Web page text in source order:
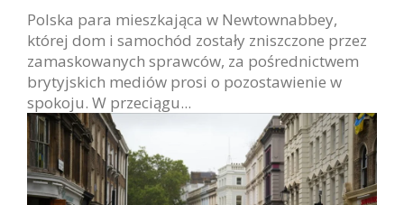
Polska para mieszkająca w Newtownabbey,
której dom i samochód zostały zniszczone przez
zamaskowanych sprawców, za pośrednictwem
brytyjskich mediów prosi o pozostawienie w
spokoju. W przeciągu...